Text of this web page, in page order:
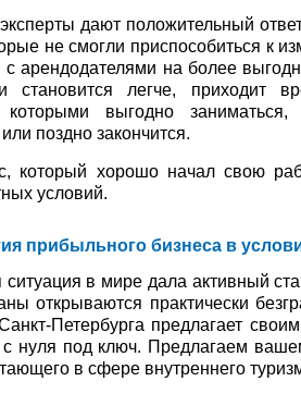
дают положительный
не смогли приспособиться к
с арендодателями на более
становится легче, приходит
которыми выгодно
поздно закончится.
который хорошо начал свою
условий.
прибыльного бизнеса в
в мире дала активный
открываются практически
Петербурга предлагает
с нуля под ключ. Предлагаем
в сфере внутреннего